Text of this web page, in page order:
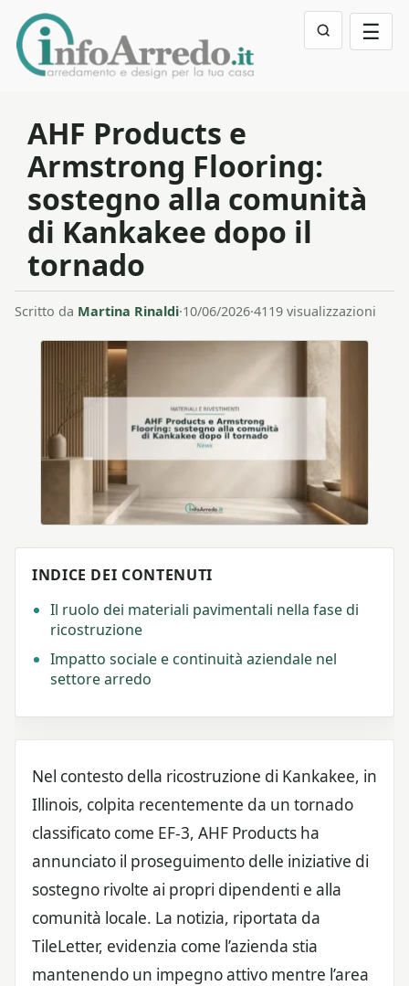
☰
AHF Products e
Armstrong Flooring:
sostegno alla comunità
di Kankakee dopo il
tornado
Scritto da Martina Rinaldi·10/06/2026·4119 visualizzazioni
INDICE DEI CONTENUTI
Il ruolo dei materiali pavimentali nella fase di
ricostruzione
Impatto sociale e continuità aziendale nel
settore arredo
Nel contesto della ricostruzione di Kankakee, in
Illinois, colpita recentemente da un tornado
classificato come EF-3, AHF Products ha
annunciato il proseguimento delle iniziative di
sostegno rivolte ai propri dipendenti e alla
comunità locale. La notizia, riportata da
TileLetter, evidenzia come l’azienda stia
mantenendo un impegno attivo mentre l’area